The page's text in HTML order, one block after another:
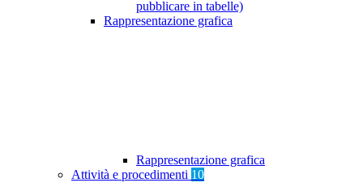
pubblicare in tabelle)
Rappresentazione grafica
Rappresentazione grafica
Attività e procedimenti 10